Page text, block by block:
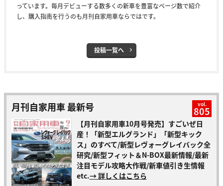
っています。毎月デビューする数多くの新車を豊富なページ数で紹介
し、購入指南を行うのも月刊自家用車ならではです。
投稿一覧へ
月刊自家用車 最新号 vol.
805
【月刊自家用車10月号発売】すごいぜ日
産！「新型エルグランド」「新型キック
ス」のすべて/新型レヴォーグレイバック全
研究/新型フィット＆N-BOX最新情報/最新
注目モデル攻略大作戦/新車値引き生情報
etc.→ 詳しくはこちら